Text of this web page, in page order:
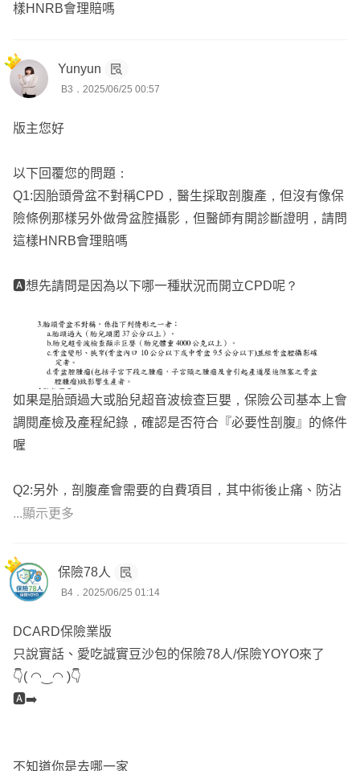
樣HNRB會理賠嗎
Yunyun
B3．2025/06/25 00:57
版主您好
以下回覆您的問題：
Q1:因胎頭骨盆不對稱CPD，醫生採取剖腹產，但沒有像保
險條例那樣另外做骨盆腔攝影，但醫師有開診斷證明，請問
這樣HNRB會理賠嗎
🅰️想先請問是因為以下哪一種狀況而開立CPD呢？
如果是胎頭過大或胎兒超音波檢查巨嬰，保險公司基本上會
調閱產檢及產程紀錄，確認是否符合『必要性剖腹』的條件
喔
Q2:另外，剖腹產會需要的自費項目，其中術後止痛、防沾
黏醫材、子宮收縮劑看其他文章分享似乎比較沒有理賠疑
🅰️基本上要符合『合理使用數量』是有理賠的
以個人經驗除疤凝膠大約1-2條，貼片部分則不一定，依照
個案為主喔‼️
㊗️理賠順利
位保戶規劃專屬的保障
...顯示更多
保險78人
B4．2025/06/25 01:14
DCARD保險業版
只說實話、愛吃誠實豆沙包的保險78人/保險YOYO來了
👇( ◠‿◠ )👇
🅰️➡️
不知道你是去哪一家